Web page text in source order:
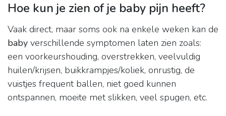
Hoe kun je zien of je baby pijn heeft?
Vaak direct, maar soms ook na enkele weken kan de
baby verschillende symptomen laten zien zoals:
een voorkeurshouding, overstrekken, veelvuldig
huilen/krijsen, buikkrampjes/koliek, onrustig, de
vuistjes frequent ballen, niet goed kunnen
ontspannen, moeite met slikken, veel spugen, etc.